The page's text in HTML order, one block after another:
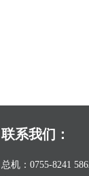
联系我们：
总机：0755-8241